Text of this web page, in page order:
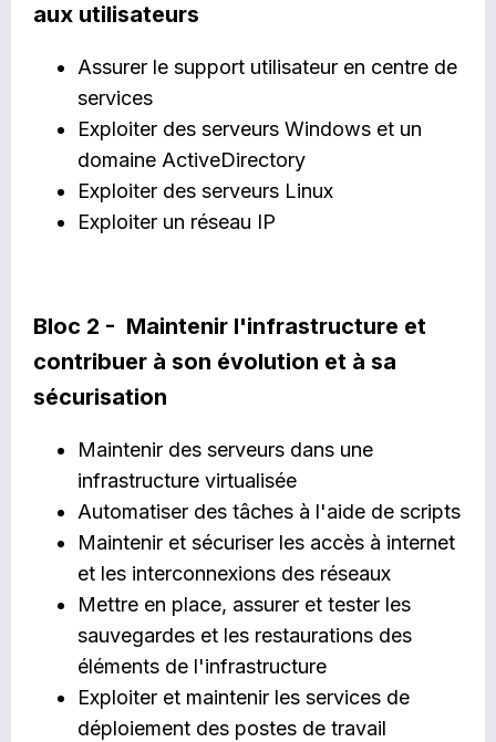
aux utilisateurs
Assurer le support utilisateur en centre de
services
Exploiter des serveurs Windows et un
domaine ActiveDirectory
Exploiter des serveurs Linux
Exploiter un réseau IP
Bloc 2 - Maintenir l'infrastructure et
contribuer à son évolution et à sa
sécurisation
Maintenir des serveurs dans une
infrastructure virtualisée
Automatiser des tâches à l'aide de scripts
Maintenir et sécuriser les accès à internet
et les interconnexions des réseaux
Mettre en place, assurer et tester les
sauvegardes et les restaurations des
éléments de l'infrastructure
Exploiter et maintenir les services de
déploiement des postes de travail